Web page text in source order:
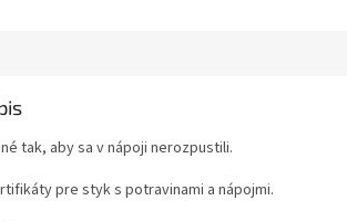
tak, aby sa v nápoji nerozpustili.
pre styk s potravinami a nápojmi.